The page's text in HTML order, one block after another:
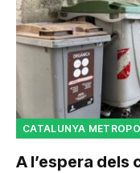
CATALUNYA
A l’espera dels